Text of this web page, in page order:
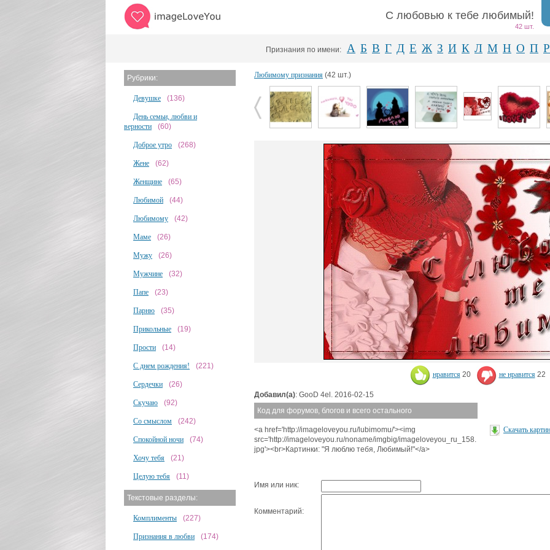
С любовью к тебе любимый!
42 шт.
Признания по имени: А Б В Г Д Е Ж З И К Л М Н О П Р
Рубрики:
Девушке (136)
День семьи, любви и
верности
(60)
Доброе утро (268)
Жене (62)
Женщине (65)
Любимой (44)
Любимому (42)
Маме (26)
Мужу (26)
Мужчине (32)
Папе (23)
Парню (35)
Прикольные (19)
Прости (14)
С днем рождения! (221)
Сердечки (26)
Скучаю (92)
Со смыслом (242)
Спокойной ночи (74)
Хочу тебя (21)
Целую тебя (11)
Текстовые разделы:
Комплименты (227)
Признания в любви (174)
Любимому признания (42 шт.)
нравится 20 не нравится 22
Добавил(а): GooD 4el. 2016-02-15
Код для форумов, блогов и всего остального
<a href='http://imageloveyou.ru/lubimomu/'><img
src='http://imageloveyou.ru/noname/imgbig/imageloveyou_ru_158.
jpg'><br>Картинки: "Я люблю тебя, Любимый!"</a>
Скачать
Имя или ник:
Комментарий: